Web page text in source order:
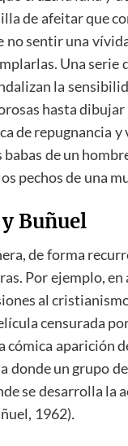
de afeitar que
sentir una
Una serie
la
hasta
de repugnancia y
de un
pechos de una
Buñuel
de forma
Por ejemplo,
al
censurada
cómica aparición
donde un grupo
se desarrolla la
1962).